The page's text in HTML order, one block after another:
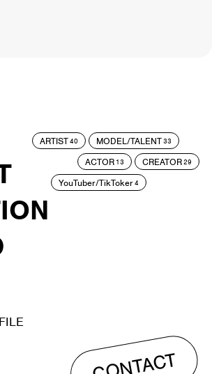
ARTIST40 MODEL/TALENT33
ACTOR 13 CREATOR29
YouTuber/TikToker4